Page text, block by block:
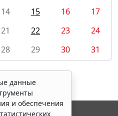
14 15 16
17
21 22 23
24
28 29 30 31
данные
и обеспечения